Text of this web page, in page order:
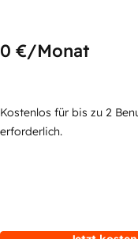
0 €/Monat
Kostenlos für bis zu 2
erforderlich.